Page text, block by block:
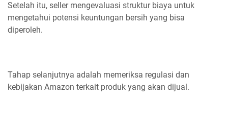
Setelah itu, seller mengevaluasi struktur biaya untuk
mengetahui potensi keuntungan bersih yang bisa
diperoleh.
Tahap selanjutnya adalah memeriksa regulasi dan
kebijakan Amazon terkait produk yang akan dijual.